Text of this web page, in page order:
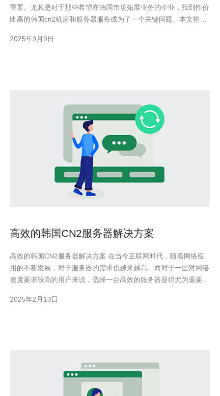
重要。尤其是对于那些希望在韩国市场拓展业务的企业，找到性价
比高的韩国cn2机房和服务器服务成为了一个关键问题。本文将为
出。 如何评估韩国cn2机房的性价比？ 选择韩国cn2机房时，首先
2025年9月9日
高效的韩国CN2服务器解决方案
高效的韩国CN2服务器解决方案 在当今互联网时代，随着网络应
用的不断发展，对于服务器的需求也越来越高。而对于一些对网络
速度要求较高的用户来说，选择一台高效的服务器显得尤为重要。
户的首选。 韩国CN2服务器是指基于CN2网络的服务器，CN2是
2025年2月13日